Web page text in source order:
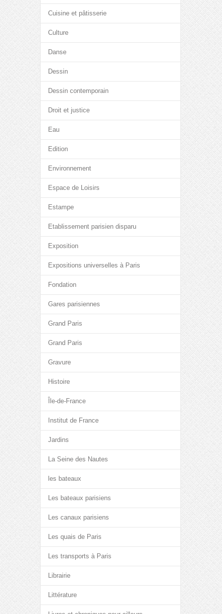
Cuisine et pâtisserie
Culture
Danse
Dessin
Dessin contemporain
Droit et justice
Eau
Edition
Environnement
Espace de Loisirs
Estampe
Etablissement parisien disparu
Exposition
Expositions universelles à Paris
Fondation
Gares parisiennes
Grand Paris
Grand Paris
Gravure
Histoire
Île-de-France
Institut de France
Jardins
La Seine des Nautes
les bateaux
Les bateaux parisiens
Les canaux parisiens
Les quais de Paris
Les transports à Paris
Librairie
Littérature